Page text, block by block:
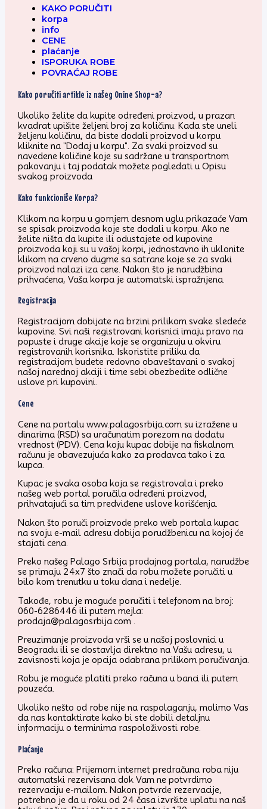
KAKO PORUČITI
korpa
info
CENE
plaćanje
ISPORUKA ROBE
POVRAĆAJ ROBE
Kako poručiti artikle iz našeg Onine Shop-a?
Ukoliko želite da kupite određeni proizvod, u prazan
kvadrat upišite željeni broj za količinu. Kada ste uneli
željenu količinu, da biste dodali proizvod u korpu
kliknite na "Dodaj u korpu". Za svaki proizvod su
navedene količine koje su sadržane u transportnom
pakovanju i taj podatak možete pogledati u Opisu
svakog proizvoda
Kako funkcioniše Korpa?
Klikom na korpu u gornjem desnom uglu prikazaće Vam
se spisak proizvoda koje ste dodali u korpu. Ako ne
želite ništa da kupite ili odustajete od kupovine
proizvoda koji su u vašoj korpi, jednostavno ih uklonite
klikom na crveno dugme sa satrane koje se za svaki
proizvod nalazi iza cene. Nakon što je narudžbina
prihvaćena, Vaša korpa je automatski ispražnjena.
Registracija
Registracijom dobijate na brzini prilikom svake sledeće
kupovine. Svi naši registrovani korisnici imaju pravo na
popuste i druge akcije koje se organizuju u okviru
registrovanih korisnika. Iskoristite priliku da
registracijom budete redovno obaveštavani o svakoj
našoj narednoj akciji i time sebi obezbedite odlične
uslove pri kupovini.
Cene
Cene na portalu www.palagosrbija.com su izražene u
dinarima (RSD) sa uračunatim porezom na dodatu
vrednost (PDV). Cena koju kupac dobije na fiskalnom
računu je obavezujuća kako za prodavca tako i za
kupca.
Kupac je svaka osoba koja se registrovala i preko
našeg web portal poručila određeni proizvod,
prihvatajući sa tim predviđene uslove korišćenja.
Nakon što poruči proizvode preko web portala kupac
na svoju e-mail adresu dobija porudžbenicu na kojoj će
stajati cena.
Preko našeg Palago Srbija prodajnog portala, narudžbe
se primaju 24x7 što znači da robu možete poručiti u
bilo kom trenutku u toku dana i nedelje.
Takođe, robu je moguće poručiti i telefonom na broj:
060-6286446 ili putem mejla:
prodaja@palagosrbija.com .
Preuzimanje proizvoda vrši se u našoj poslovnici u
Beogradu ili se dostavlja direktno na Vašu adresu, u
zavisnosti koja je opcija odabrana prilikom poručivanja.
Robu je moguće platiti preko računa u banci ili putem
pouzeća.
Ukoliko nešto od robe nije na raspolaganju, molimo Vas
da nas kontaktirate kako bi ste dobili detaljnu
informaciju o terminima raspoloživosti robe.
Plaćanje
Preko računa: Prijemom internet predračuna roba niju
automatski rezervisana dok Vam ne potvrdimo
rezervaciju e-mailom. Nakon potvrde rezervacije,
potrebno je da u roku od 24 časa izvršite uplatu na naš